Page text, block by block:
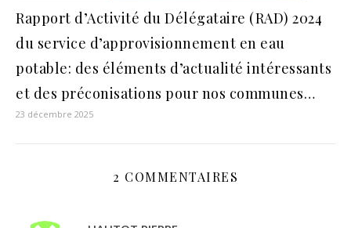
Rapport d’Activité du Délégataire (RAD) 2024
du service d’approvisionnement en eau
potable: des éléments d’actualité intéressants
et des préconisations pour nos communes…
23 décembre 2025
2 COMMENTAIRES